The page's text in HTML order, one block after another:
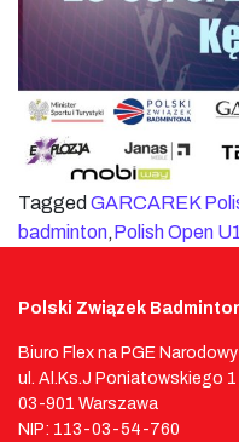
Tagged GARCAREK
badminton,Polish Open
Polski Związek
Biuro Flex na PGE Narodowy
ul. Al.Ks.J Poniatowskiego 1
03-901 Warszawa
NIP: 113-03-54-760